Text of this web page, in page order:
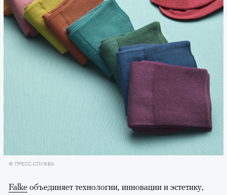
© ПРЕСС-СЛУЖБА
Falke объединяет технологии, инновации и эстетику,